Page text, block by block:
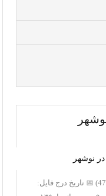
در نوشهر
معرفی فایل فروش آپارتمان شهرکی (کد 4727) 📅 تاریخ درج فایل: